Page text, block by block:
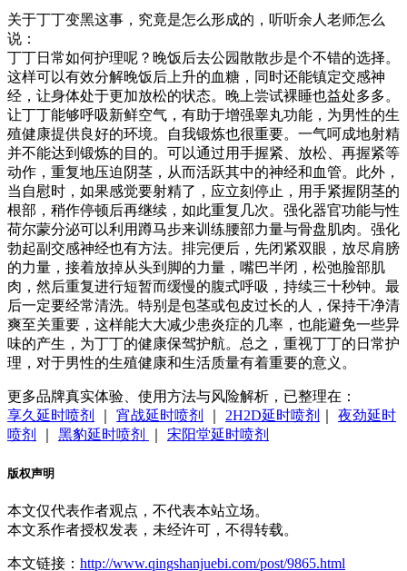
关于丁丁变黑这事，究竟是怎么形成的，听听余人老师怎么
说：
丁丁日常如何护理呢？晚饭后去公园散散步是个不错的选择。
这样可以有效分解晚饭后上升的血糖，同时还能镇定交感神
经，让身体处于更加放松的状态。晚上尝试裸睡也益处多多。
让丁丁能够呼吸新鲜空气，有助于增强睾丸功能，为男性的生
殖健康提供良好的环境。自我锻炼也很重要。一气呵成地射精
并不能达到锻炼的目的。可以通过用手握紧、放松、再握紧等
动作，重复地压迫阴茎，从而活跃其中的神经和血管。此外，
当自慰时，如果感觉要射精了，应立刻停止，用手紧握阴茎的
根部，稍作停顿后再继续，如此重复几次。强化器官功能与性
荷尔蒙分泌可以利用蹲马步来训练腰部力量与骨盘肌肉。强化
勃起副交感神经也有方法。排完便后，先闭紧双眼，放尽肩膀
的力量，接着放掉从头到脚的力量，嘴巴半闭，松弛脸部肌
肉，然后重复进行短暂而缓慢的腹式呼吸，持续三十秒钟。最
后一定要经常清洗。特别是包茎或包皮过长的人，保持干净清
爽至关重要，这样能大大减少患炎症的几率，也能避免一些异
味的产生，为丁丁的健康保驾护航。总之，重视丁丁的日常护
理，对于男性的生殖健康和生活质量有着重要的意义。
更多品牌真实体验、使用方法与风险解析，已整理在：
享久延时喷剂
宵战延时喷剂 2H2D延时喷剂
夜劲延时
喷剂
黑豹延时喷剂 宋阳堂延时喷剂
版权声明
本文仅代表作者观点，不代表本站立场。
本文系作者授权发表，未经许可，不得转载。
本文链接： http://www.qingshanjuebi.com/post/9865.html